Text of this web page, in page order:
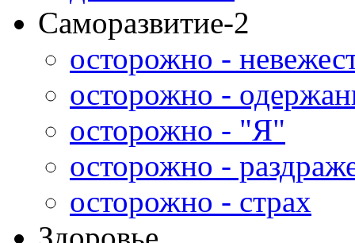
Саморазвитие-2
осторожно -
осторожно -
осторожно - "Я"
осторожно -
осторожно - страх